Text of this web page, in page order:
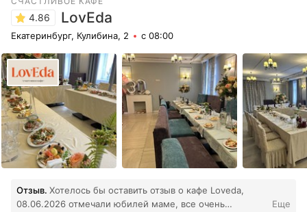
4.86 LovEda
Екатеринбург, Кулибина, 2 с 08:00
Отзыв. Хотелось бы оставить отзыв о кафе Loveda,
08.06.2026 отмечали юбилей маме, все очень
Еще